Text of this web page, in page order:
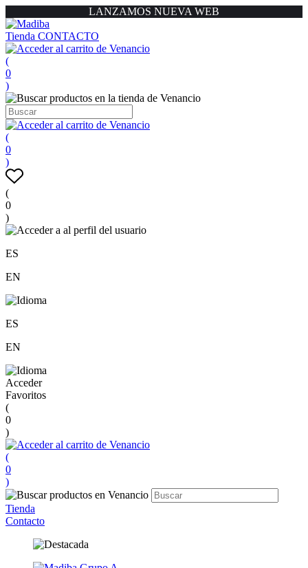
LANZAMOS NUEVA WEB
Tienda CONTACTO
(
0
)
(
0
)
(
0
)
ES
EN
ES
EN
Acceder
Favoritos
(
0
)
(
0
)
Tienda
Contacto